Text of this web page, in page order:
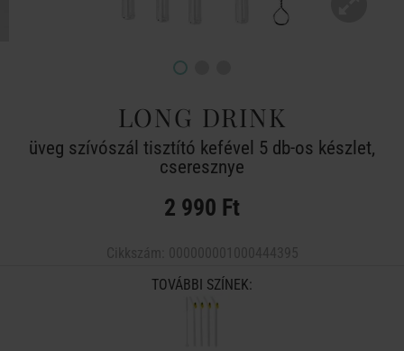
LONG DRINK
üveg szívószál tisztító kefével 5 db-os készlet,
cseresznye
2 990 Ft
TOVÁBBI SZÍNEK: